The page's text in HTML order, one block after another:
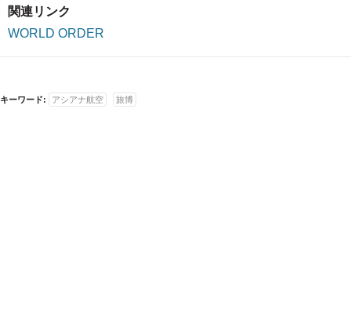
関連リンク
WORLD ORDER
キーワード: アシアナ航空 旅博